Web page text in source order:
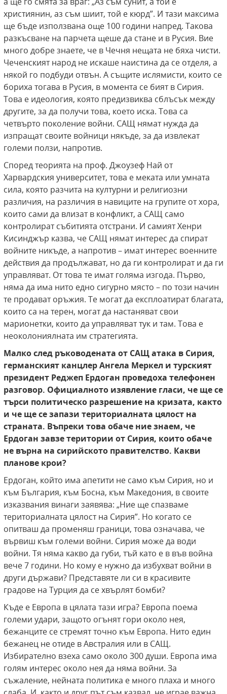
християнин, аз съм шиит, той е кюрд”. И тази максима
ще бъде използвана още 100 години напред. Такова
разкъсване на парчета щеше да стане и в Русия. Вие
много добре знаете, че в Чечня нещата не бяха чисти.
Чеченският народ не искаше наистина да се отделя, а
някой го подбуди отвън. А същите ислямисти, които се
бориха тогава в Русия, в момента се бият в Сирия.
Това е идеология, която предизвиква сблъсък между
другите, за да получи това, което иска. Това са
четвърто поколение войни. САЩ нямат нужда да
изпращат своите войници някъде, за да извлекат
големи ползи, напротив.
Според теорията на проф. Джоузеф Най от
Харвардския университет, това е меката или умната
сила, която разчита на културни и религиозни
различия, на различия в навиците на групите от хора,
които сами да влизат в конфликт, а САЩ само
контролират събитията отстрани. И самият Хенри
Кисинджър казва, че САЩ нямат интерес да спират
войните никъде, а напротив – имат интерес военните
действия да продължават, но да ги контролират и да ги
управляват. От това те имат голяма изгода. Първо,
няма да има нито едно сигурно място – по този начин
те продават оръжия. Те могат да експлоатират благата,
които са на терен, могат да настаняват свои
марионетки, които да управляват тук и там. Това е
неоколониялната им стратегията.
Малко след ръководената от САЩатака в Сирия,
германският канцлер Ангела Меркел и турският
президент Реджеп Ердоган проведоха телефонен
разговор. Официалното изявление гласи, че ще се
търси политическо разрешение на кризата, както
и че ще се запази териториалната цялост на
страната. Въпреки това обаче ние знаем, че
Ердоган завзе територии от Сирия, които обаче
не върна на сирийското правителство. Какви
планове крои?
Ердоган, който има апетити не само към Сирия, но и
към България, към Босна, към Македония, в своите
изказвания винаги заявява: „Ние ще спазваме
териториалната цялост на Сирия”. Но когато се
опитваш да променяш граници, това означава, че
вървиш към големи войни. Сирия може да води
войни. Тя няма какво да губи, тъй като е в във война
вече 7 години. Но кому е нужно да избухват войни в
други държави? Представяте ли си в красивите
градове на Турция да се хвърлят бомби?
Къде е Европа в цялата тази игра? Европа поема
големи удари, защото огънят гори около нея,
бежанците се стремят точно към Европа. Нито един
бежанец не отиде в Австралия или в САЩ.
Избирателно взеха само около 300 души. Европа има
голям интерес около нея да няма войни. За
съжаление, нейната политика е много плаха и много